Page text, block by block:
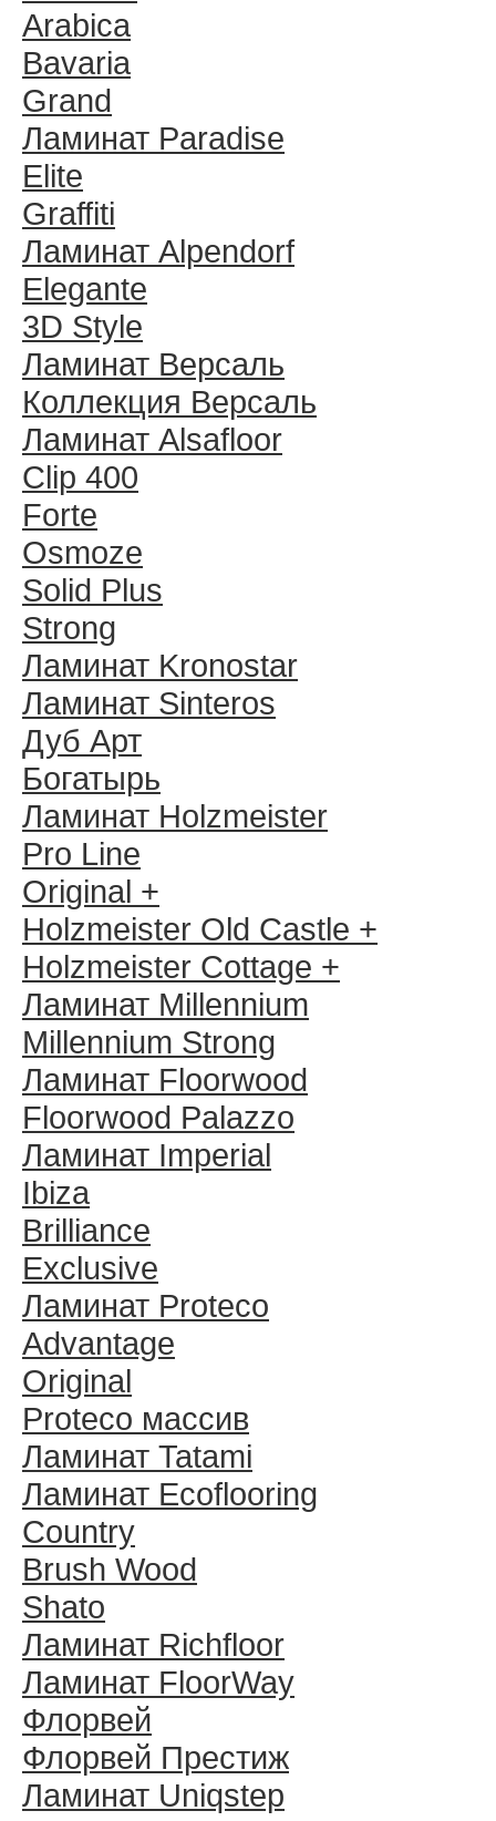
Arabica
Bavaria
Grand
Ламинат Paradise
Elite
Graffiti
Ламинат Alpendorf
Elegante
3D Style
Ламинат Версаль
Коллекция Версаль
Ламинат Alsafloor
Clip 400
Forte
Osmoze
Solid Plus
Strong
Ламинат Kronostar
Ламинат Sinteros
Дуб Арт
Богатырь
Ламинат Holzmeister
Pro Line
Original +
Holzmeister Old Castle +
Holzmeister Cottage +
Ламинат Millennium
Millennium Strong
Ламинат Floorwood
Floorwood Palazzo
Ламинат Imperial
Ibiza
Brilliance
Exclusive
Ламинат Proteco
Advantage
Original
Proteco массив
Ламинат Tatami
Ламинат Ecoflooring
Country
Brush Wood
Shato
Ламинат Richfloor
Ламинат FloorWay
Флорвей
Флорвей Престиж
Ламинат Uniqstep